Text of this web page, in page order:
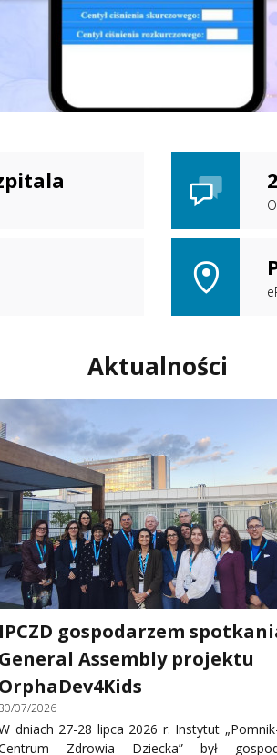
Aktualności
IPCZD gospodarzem
General Assembly projektu
OrphaDev4Kids
07/2026
dniach 27-28 lipca 2026 r. Instytut
Zdrowia Dziecka” był